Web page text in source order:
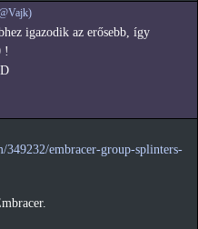
igazodik az erősebb, így
!
349232/embracer-group-splinters-